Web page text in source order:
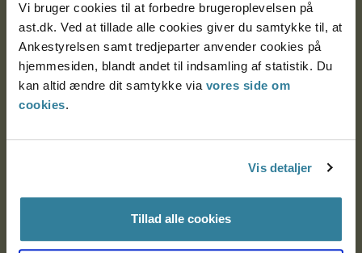
Vi bruger cookies til at forbedre brugeroplevelsen på
ast.dk. Ved at tillade alle cookies giver du samtykke til, at
Ankestyrelsen samt tredjeparter anvender cookies på
hjemmesiden, blandt andet til indsamling af statistik. Du
kan altid ændre dit samtykke via vores side om
cookies.
Vis detaljer
Tillad alle cookies
Nytorv 7, 2. sal
9000 Aalborg
Ankestyrelsen Aalborg
EAN: 57 98 000 35 48 21